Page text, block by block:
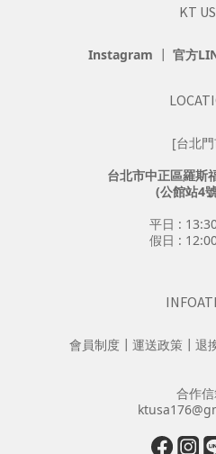
KT
Instagram ┃ 官方
[台北
台北市中正區羅斯
(公館站4
平日 :
假日 :
會員制度 ┃ 運送政策 ┃ 退
合作